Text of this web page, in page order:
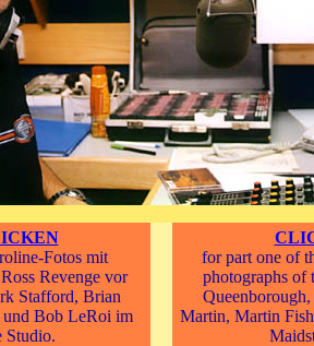
Fotos mit
Revenge vor
Stafford, Brian
Bob LeRoi im
Studio.
for part one of
photographs of
Martin, Martin